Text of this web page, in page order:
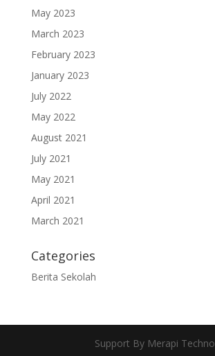
May 2023
March 2023
February 2023
January 2023
July 2022
May 2022
August 2021
July 2021
May 2021
April 2021
March 2021
Categories
Berita Sekolah
Support By Merapi Techno